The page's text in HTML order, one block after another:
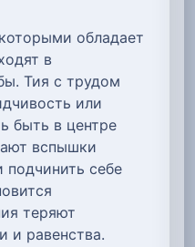
обладает
в
Тия с трудом
или
быть в центре
вспышки
себе
теряют
и равенства.